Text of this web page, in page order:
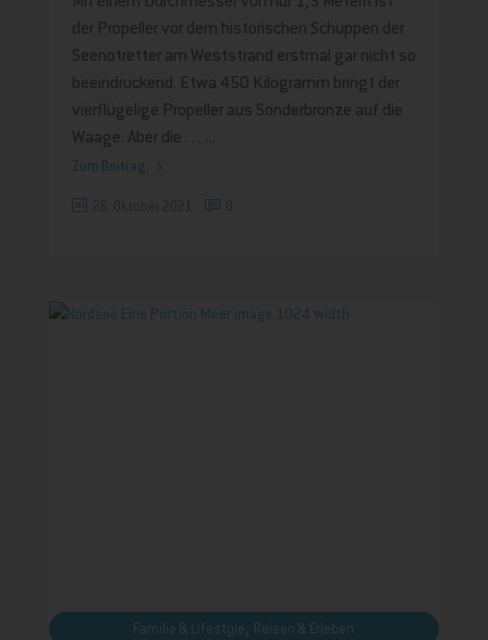
der Propeller vor dem historischen Schuppen der
Seenotretter am Weststrand erstmal gar nicht so
beeindruckend. Etwa 450 Kilogramm bringt der
vierflügelige Propeller aus Sonderbronze auf die
Waage. Aber die…
Zum Beitrag
Familie & Lifestyle, Reisen & Erleben